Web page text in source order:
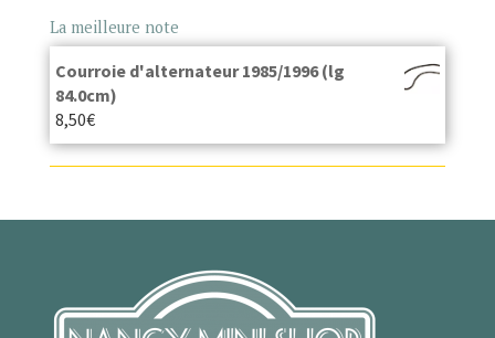
La meilleure note
Courroie d'alternateur 1985/1996 (lg
84.0cm)
8,50€